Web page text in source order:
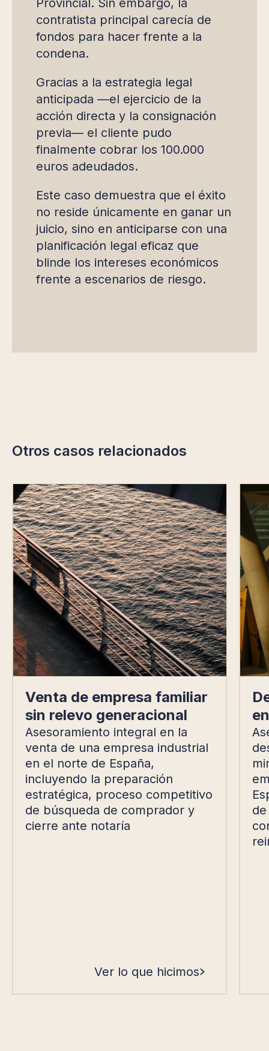
contratista principal carecía de
fondos para hacer frente a la
condena.
Gracias a la estrategia legal
anticipada —el ejercicio de la
acción directa y la consignación
previa— el cliente pudo
finalmente cobrar los 100.000
euros adeudados.
Este caso demuestra que el éxito
no reside únicamente en ganar un
juicio, sino en anticiparse con una
planificación legal eficaz que
blinde los intereses económicos
frente a escenarios de riesgo.
Otros casos relacionados
Venta de empresa familiar
sin relevo generacional
Asesoramiento integral en la
venta de una empresa industrial
en el norte de España,
incluyendo la preparación
estratégica, proceso competitivo
de búsqueda de comprador y
cierre ante notaría
Ver lo que hicimos